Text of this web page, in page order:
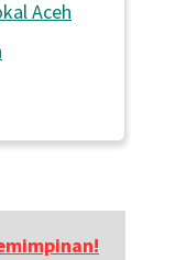
Aceh